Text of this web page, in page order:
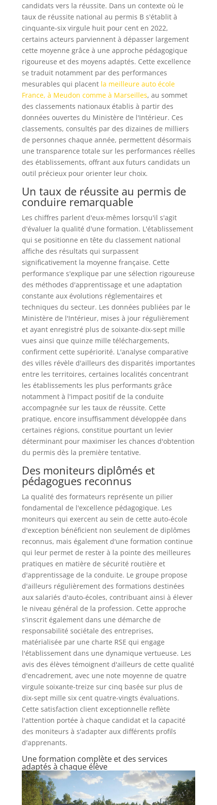
candidats vers la réussite. Dans un contexte où le
taux de réussite national au permis B s'établit à
cinquante-six virgule huit pour cent en 2022,
certains acteurs parviennent à dépasser largement
cette moyenne grâce à une approche pédagogique
rigoureuse et des moyens adaptés. Cette excellence
se traduit notamment par des performances
mesurables qui placent la meilleure auto école
France, à Meudon comme à Marseilles, au sommet
des classements nationaux établis à partir des
données ouvertes du Ministère de l'Intérieur. Ces
classements, consultés par des dizaines de milliers
de personnes chaque année, permettent désormais
une transparence totale sur les performances réelles
des établissements, offrant aux futurs candidats un
outil précieux pour orienter leur choix.
Un taux de réussite au permis de
conduire remarquable
Les chiffres parlent d'eux-mêmes lorsqu'il s'agit
d'évaluer la qualité d'une formation. L'établissement
qui se positionne en tête du classement national
affiche des résultats qui surpassent
significativement la moyenne française. Cette
performance s'explique par une sélection rigoureuse
des méthodes d'apprentissage et une adaptation
constante aux évolutions réglementaires et
techniques du secteur. Les données publiées par le
Ministère de l'Intérieur, mises à jour régulièrement
et ayant enregistré plus de soixante-dix-sept mille
vues ainsi que quinze mille téléchargements,
confirment cette supériorité. L'analyse comparative
des villes révèle d'ailleurs des disparités importantes
entre les territoires, certaines localités concentrant
les établissements les plus performants grâce
notamment à l'impact positif de la conduite
accompagnée sur les taux de réussite. Cette
pratique, encore insuffisamment développée dans
certaines régions, constitue pourtant un levier
déterminant pour maximiser les chances d'obtention
du permis dès la première tentative.
Des moniteurs diplômés et
pédagogues reconnus
La qualité des formateurs représente un pilier
fondamental de l'excellence pédagogique. Les
moniteurs qui exercent au sein de cette auto-école
d'exception bénéficient non seulement de diplômes
reconnus, mais également d'une formation continue
qui leur permet de rester à la pointe des meilleures
pratiques en matière de sécurité routière et
d'apprentissage de la conduite. Le groupe propose
d'ailleurs régulièrement des formations destinées
aux salariés d'auto-écoles, contribuant ainsi à élever
le niveau général de la profession. Cette approche
s'inscrit également dans une démarche de
responsabilité sociétale des entreprises,
matérialisée par une charte RSE qui engage
l'établissement dans une dynamique vertueuse. Les
avis des élèves témoignent d'ailleurs de cette qualité
d'encadrement, avec une note moyenne de quatre
virgule soixante-treize sur cinq basée sur plus de
dix-sept mille six cent quatre-vingts évaluations.
Cette satisfaction client exceptionnelle reflète
l'attention portée à chaque candidat et la capacité
des moniteurs à s'adapter aux différents profils
d'apprenants.
Une formation complète et des services
adaptés à chaque élève